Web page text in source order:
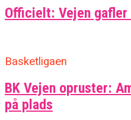
Officielt: Vejen gafler
Basketligaen
BK Vejen opruster:
på plads